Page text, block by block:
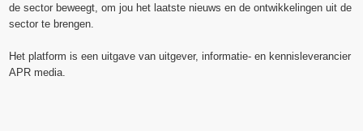
de sector beweegt, om jou het laatste nieuws en de ontwikkelingen uit de
sector te brengen.
Het platform is een uitgave van uitgever, informatie- en kennisleverancier
APR media.